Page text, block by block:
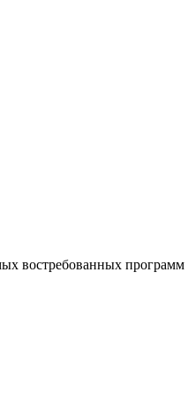
востребованных